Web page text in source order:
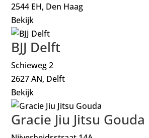
2544 EH, Den Haag
Bekijk
BJJ Delft
Schieweg 2
2627 AN, Delft
Bekijk
Gracie Jiu Jitsu Gouda